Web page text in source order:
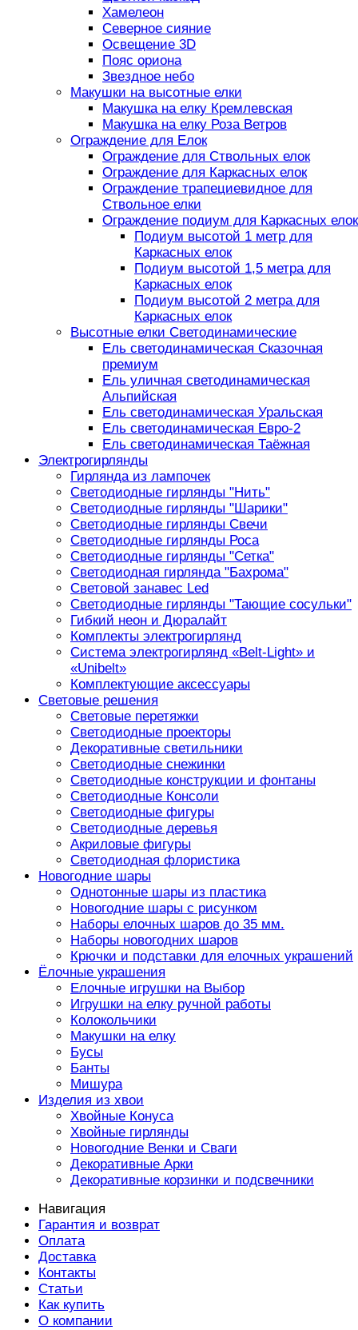
Хамелеон
Северное сияние
Освещение 3D
Пояс ориона
Звездное небо
Макушки на высотные елки
Макушка на елку Кремлевская
Макушка на елку Роза Ветров
Ограждение для Елок
Ограждение для Ствольных елок
Ограждение для Каркасных елок
Ограждение трапециевидное для
Ствольное елки
Ограждение подиум для Каркасных елок
Подиум высотой 1 метр для
Каркасных елок
Подиум высотой 1,5 метра для
Каркасных елок
Подиум высотой 2 метра для
Каркасных елок
Высотные елки Светодинамические
Ель светодинамическая Сказочная
премиум
Ель уличная светодинамическая
Альпийская
Ель светодинамическая Уральская
Ель светодинамическая Евро-2
Ель светодинамическая Таёжная
Электрогирлянды
Гирлянда из лампочек
Светодиодные гирлянды "Нить"
Светодиодные гирлянды "Шарики"
Светодиодные гирлянды Свечи
Светодиодные гирлянды Роса
Светодиодные гирлянды "Сетка"
Светодиодная гирлянда "Бахрома"
Световой занавес Led
Светодиодные гирлянды "Тающие сосульки"
Гибкий неон и Дюралайт
Комплекты электрогирлянд
Система электрогирлянд «Belt-Light» и
«Unibelt»
Комплектующие аксессуары
Световые решения
Световые перетяжки
Светодиодные проекторы
Декоративные светильники
Светодиодные снежинки
Светодиодные конструкции и фонтаны
Светодиодные Консоли
Светодиодные фигуры
Светодиодные деревья
Акриловые фигуры
Светодиодная флористика
Новогодние шары
Однотонные шары из пластика
Новогодние шары с рисунком
Наборы елочных шаров до 35 мм.
Наборы новогодних шаров
Крючки и подставки для елочных украшений
Ёлочные украшения
Елочные игрушки на Выбор
Игрушки на елку ручной работы
Колокольчики
Макушки на елку
Бусы
Банты
Мишура
Изделия из хвои
Хвойные Конуса
Хвойные гирлянды
Новогодние Венки и Сваги
Декоративные Арки
Декоративные корзинки и подсвечники
Навигация
Гарантия и возврат
Оплата
Доставка
Контакты
Статьи
Как купить
О компании